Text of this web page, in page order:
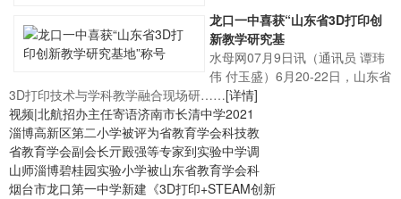
龙口一中喜获“山东省3D打印创
新教学研究基
水母网07月9日讯（通讯员 谭玮
伟 付玉盛）6月20-22日，山东省
3D打印技术与学科教学融合现场研……[详情]
视频|北航招办主任寄语济南市长清中学2021
淄博高新区第二小学被评为省教育学会科技教
省教育学会副会长亓殿强等专家到实验中学调
山师淄博碧桂园实验小学被山东省教育学会科
烟台市龙口第一中学新建《3D打印+STEAM创新